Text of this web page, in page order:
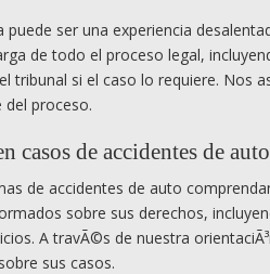
puede ser una experiencia
de todo el proceso legal,
tribunal si el caso lo requiere.
del proceso.
casos de accidentes de auto
de accidentes de auto
sobre sus derechos,
A travÃ©s de nuestra
sus casos.